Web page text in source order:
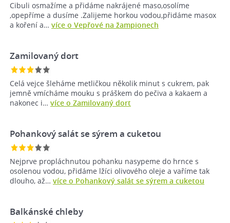
Cibuli osmažíme a přidáme nakrájené maso,osolíme
,opepříme a dusíme .Zalijeme horkou vodou,přidáme masox
a koření a… více o Vepřové na žampionech
Zamilovaný dort
Celá vejce šleháme metličkou několik minut s cukrem, pak
jemně vmícháme mouku s práškem do pečiva a kakaem a
nakonec i… více o Zamilovaný dort
Pohankový salát se sýrem a cuketou
Nejprve propláchnutou pohanku nasypeme do hrnce s
osolenou vodou, přidáme lžíci olivového oleje a vaříme tak
dlouho, až… více o Pohankový salát se sýrem a cuketou
Balkánské chleby